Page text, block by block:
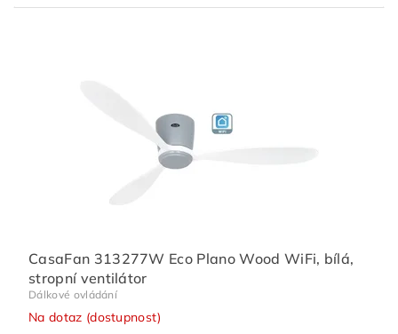
CasaFan 313277W Eco Plano Wood WiFi, bílá,
stropní ventilátor
Dálkové ovládání
Na dotaz (dostupnost)